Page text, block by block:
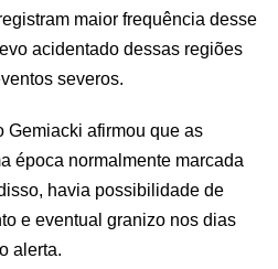
maior frequência desse
acidentado dessas regiões
severos.
Gemiacki afirmou que as
época normalmente marcada
havia possibilidade de
e eventual granizo nos dias
alerta.